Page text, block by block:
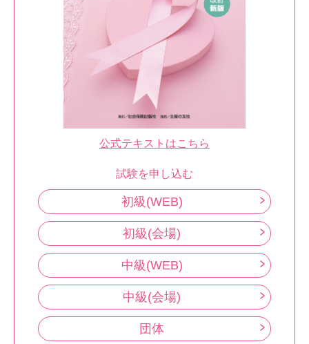
公式テキストはこちら
試験を申し込む
初級(WEB)
初級(会場)
中級(WEB)
中級(会場)
団体